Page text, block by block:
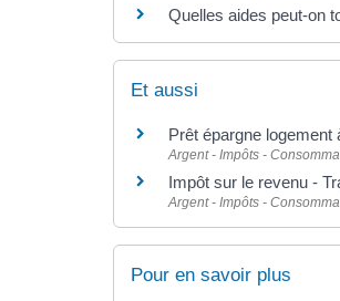
Quelles aides peut-on
Et aussi
Prêt épargne logement
Argent - Impôts -
Impôt sur le revenu -
Argent - Impôts -
Pour en savoir plus